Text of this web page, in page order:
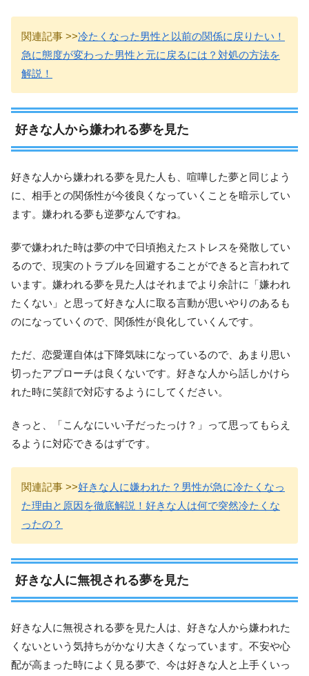
関連記事 >>冷たくなった男性と以前の関係に戻りたい！
急に態度が変わった男性と元に戻るには？対処の方法を
解説！
好きな人から嫌われる夢を見た
好きな人から嫌われる夢を見た人も、喧嘩した夢と同じよう
に、相手との関係性が今後良くなっていくことを暗示してい
ます。嫌われる夢も逆夢なんですね。
夢で嫌われた時は夢の中で日頃抱えたストレスを発散してい
るので、現実のトラブルを回避することができると言われて
います。嫌われる夢を見た人はそれまでより余計に「嫌われ
たくない」と思って好きな人に取る言動が思いやりのあるも
のになっていくので、関係性が良化していくんです。
ただ、恋愛運自体は下降気味になっているので、あまり思い
切ったアプローチは良くないです。好きな人から話しかけら
れた時に笑顔で対応するようにしてください。
きっと、「こんなにいい子だったっけ？」って思ってもらえ
るように対応できるはずです。
関連記事 >>好きな人に嫌われた？男性が急に冷たくなっ
た理由と原因を徹底解説！好きな人は何で突然冷たくな
ったの？
好きな人に無視される夢を見た
好きな人に無視される夢を見た人は、好きな人から嫌われた
くないという気持ちがかなり大きくなっています。不安や心
配が高まった時によく見る夢で、今は好きな人と上手くいっ